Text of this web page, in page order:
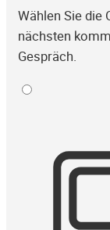
Wählen Sie die
nächsten
Gespräch.